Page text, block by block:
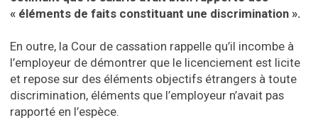
« éléments de faits constituant une discrimination ».
En outre, la Cour de cassation rappelle qu’il incombe à
l’employeur de démontrer que le licenciement est licite
et repose sur des éléments objectifs étrangers à toute
discrimination, éléments que l’employeur n’avait pas
rapporté en l’espèce.